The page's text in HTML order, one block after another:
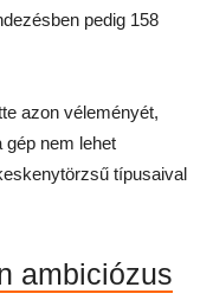
pedig 158
azon véleményét,
gép nem lehet
típusaival
ambiciózus